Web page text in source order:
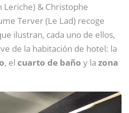
Leriche) & Christophe
Terver (Le Lad) recoge
ilustran, cada uno de ellos,
de la habitación de hotel: la
, el cuarto de baño y la zona